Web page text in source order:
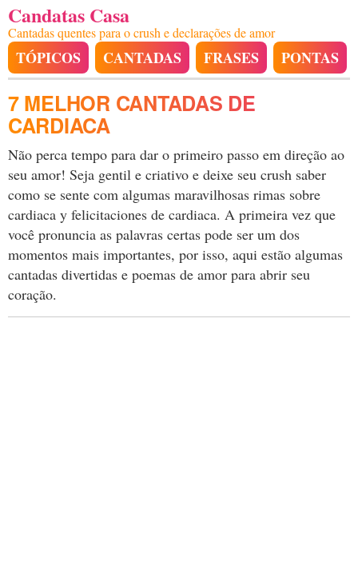
Candatas Casa
Cantadas quentes para o crush e declarações de amor
TÓPICOS CANTADAS FRASES PONTAS
7 MELHOR CANTADAS DE
CARDIACA
Não perca tempo para dar o primeiro passo em direção ao
seu amor! Seja gentil e criativo e deixe seu crush saber
como se sente com algumas maravilhosas rimas sobre
cardiaca y felicitaciones de cardiaca. A primeira vez que
você pronuncia as palavras certas pode ser um dos
momentos mais importantes, por isso, aqui estão algumas
cantadas divertidas e poemas de amor para abrir seu
coração.